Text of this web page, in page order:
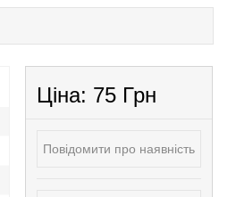
Ціна: 75 Грн
Повідомити про наявність